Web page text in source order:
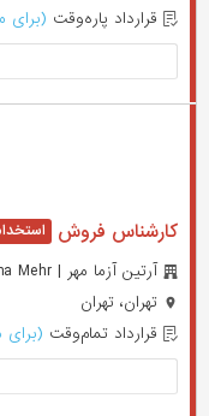
قرارداد پاره‌وقت (برای
کارشناس فروش
آرتین آزما مهر | Artinazma Mehr
تهران، تهران
قرارداد تمام‌وقت